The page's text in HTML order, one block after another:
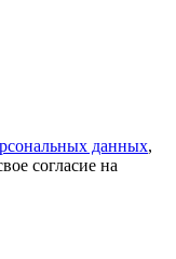
данных,
согласие на